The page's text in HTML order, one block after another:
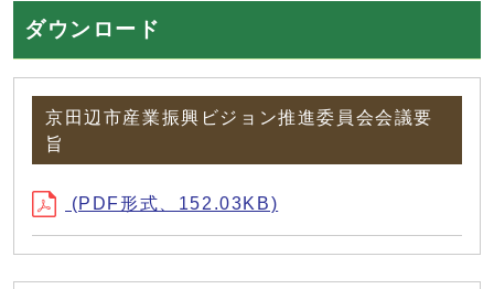
ダウンロード
京田辺市産業振興ビジョン推進委員会会議要
旨
(PDF形式、152.03KB)